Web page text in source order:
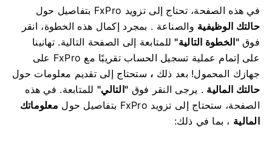
في هذه الصفحة، تحتاج إلى تزويد FxPro بتفاصيل حول
حالتك الوظيفية والصناعة . بمجرد إكمال هذه الخطوة، انقر
فوق"الخطوة التالية" للمتابعة إلى الصفحة التالية.تهانينا
على إتمام عملية تسجيل الحساب تقريبًا مع FxPro على
جهازك المحمول! بعد ذلك ، ستحتاج إلى تقديم معلومات حول
حالتك المالية . يرجى النقر فوق "التالي" للمتابعة. في هذه
الصفحة، ستحتاج إلى تزويد FxPro بتفاصيل حول
معلوماتك
المالية ، بما في ذلك: